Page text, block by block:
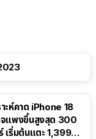
าะห์คาด iPhone 18
จแพงขึ้นสูงสุด 300
เริ่มต้นแตะ 1,399